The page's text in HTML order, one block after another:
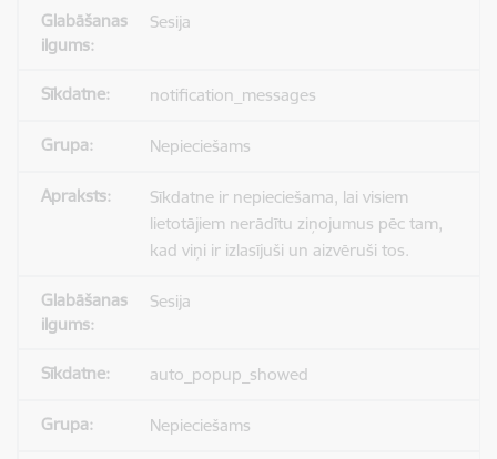
Sesija
notification_messages
Nepieciešams
Sīkdatne ir nepieciešama, lai visiem
lietotājiem nerādītu ziņojumus pēc tam,
kad viņi ir izlasījuši un aizvēruši tos.
Sesija
auto_popup_showed
Nepieciešams